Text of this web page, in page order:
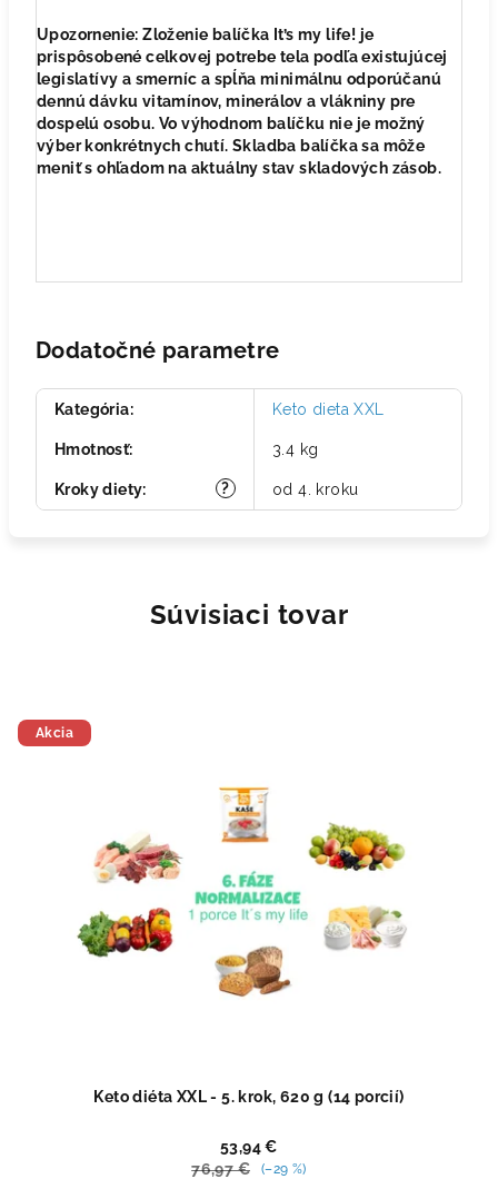
Upozornenie: Zloženie balíčka It’s my life! je
prispôsobené celkovej potrebe tela podľa existujúcej
legislatívy a smerníc a spĺňa minimálnu odporúčanú
dennú dávku vitamínov, minerálov a vlákniny pre
dospelú osobu. Vo výhodnom balíčku nie je možný
výber konkrétnych chutí. Skladba balíčka sa môže
meniť s ohľadom na aktuálny stav skladových zásob.
Dodatočné parametre
Kategória: Keto dieta XXL
Hmotnosť: 3.4 kg
?
Kroky diety: od 4. kroku
Súvisiaci tovar
Akcia
Keto diéta XXL - 5. krok, 620 g (14 porcií)
53,94 €
76,97 €
(–29 %)